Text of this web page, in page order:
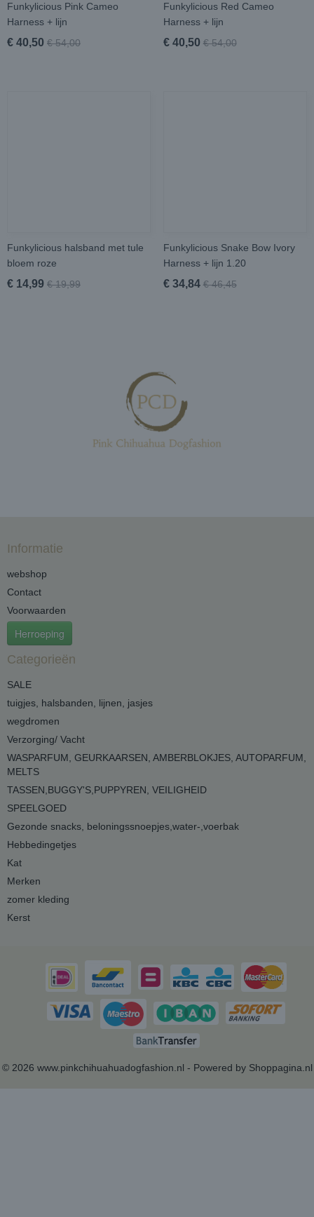
Funkylicious Pink Cameo
Harness + lijn
€ 40,50 € 54,00
Funkylicious Red Cameo
Harness + lijn
€ 40,50 € 54,00
Funkylicious halsband met tule
bloem roze
€ 14,99 € 19,99
Funkylicious Snake Bow Ivory
Harness + lijn 1.20
€ 34,84 € 46,45
Informatie
webshop
Contact
Voorwaarden
Herroeping
Categorieën
SALE
tuigjes, halsbanden, lijnen, jasjes
wegdromen
Verzorging/ Vacht
WASPARFUM, GEURKAARSEN, AMBERBLOKJES, AUTOPARFUM,
MELTS
TASSEN,BUGGY'S,PUPPYREN, VEILIGHEID
SPEELGOED
Gezonde snacks, beloningssnoepjes,water-,voerbak
Hebbedingetjes
Kat
Merken
zomer kleding
Kerst
© 2026 www.pinkchihuahuadogfashion.nl - Powered by Shoppagina.nl